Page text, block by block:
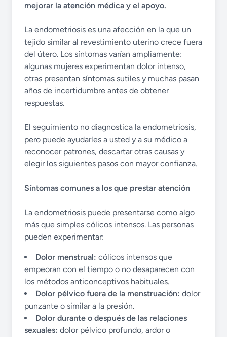
mejorar la atención médica y el apoyo.
La endometriosis es una afección en la que un
tejido similar al revestimiento uterino crece fuera
del útero. Los síntomas varían ampliamente:
algunas mujeres experimentan dolor intenso,
otras presentan síntomas sutiles y muchas pasan
años de incertidumbre antes de obtener
respuestas.
El seguimiento no diagnostica la endometriosis,
pero puede ayudarles a usted y a su médico a
reconocer patrones, descartar otras causas y
elegir los siguientes pasos con mayor confianza.
Síntomas comunes a los que prestar atención
La endometriosis puede presentarse como algo
más que simples cólicos intensos. Las personas
pueden experimentar:
Dolor menstrual: cólicos intensos que
empeoran con el tiempo o no desaparecen con
los métodos anticonceptivos habituales.
Dolor pélvico fuera de la menstruación: dolor
punzante o similar a la presión.
Dolor durante o después de las relaciones
sexuales: dolor pélvico profundo, ardor o